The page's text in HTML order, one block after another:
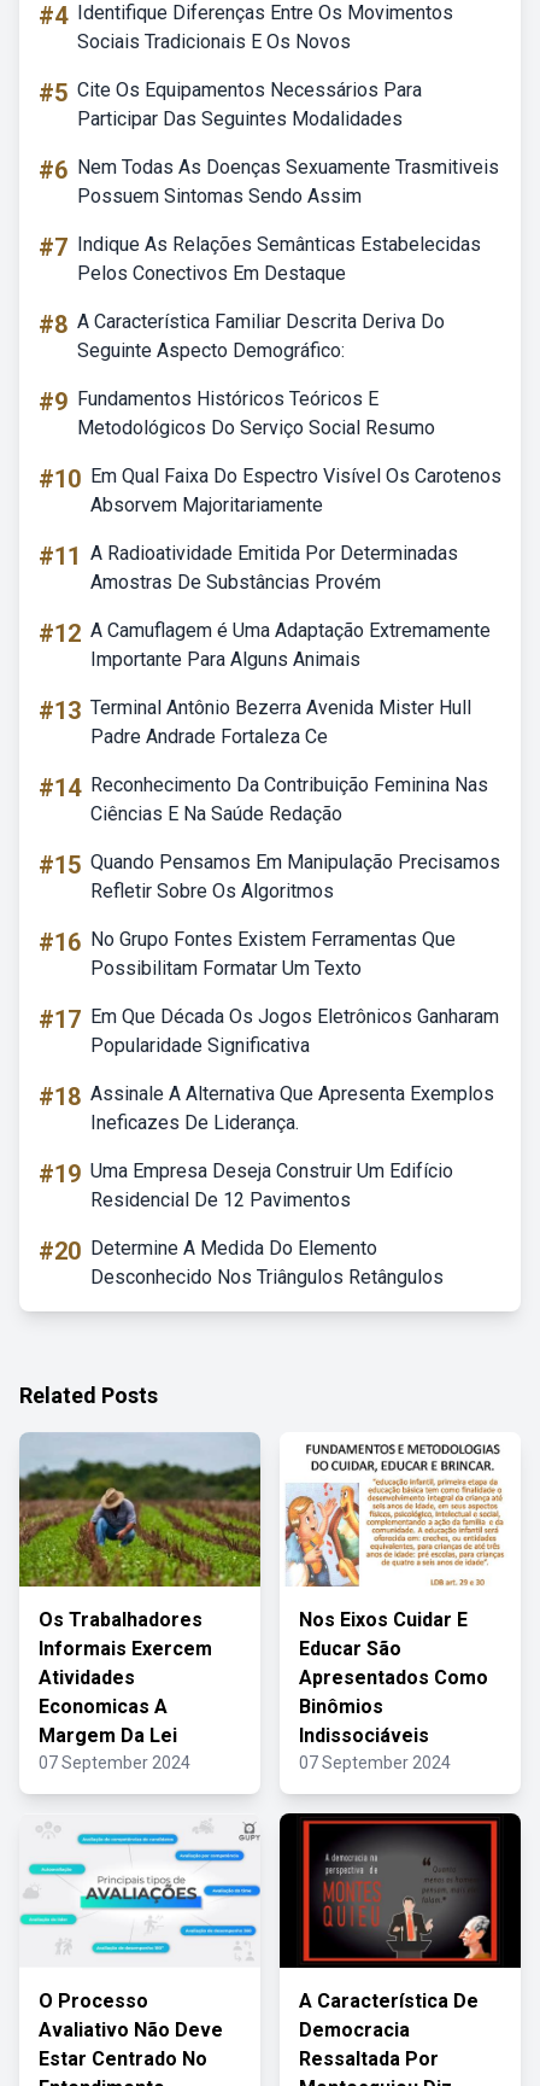
#4 Identifique Diferenças Entre Os Movimentos
Sociais Tradicionais E Os Novos
#5 Cite Os Equipamentos Necessários Para
Participar Das Seguintes Modalidades
#6 Nem Todas As Doenças Sexuamente Trasmitiveis
Possuem Sintomas Sendo Assim
#7 Indique As Relações Semânticas Estabelecidas
Pelos Conectivos Em Destaque
#8 A Característica Familiar Descrita Deriva Do
Seguinte Aspecto Demográfico:
#9 Fundamentos Históricos Teóricos E
Metodológicos Do Serviço Social Resumo
#10 Em Qual Faixa Do Espectro Visível Os Carotenos
Absorvem Majoritariamente
#11 A Radioatividade Emitida Por Determinadas
Amostras De Substâncias Provém
#12 A Camuflagem é Uma Adaptação Extremamente
Importante Para Alguns Animais
#13 Terminal Antônio Bezerra Avenida Mister Hull
Padre Andrade Fortaleza Ce
#14 Reconhecimento Da Contribuição Feminina Nas
Ciências E Na Saúde Redação
#15 Quando Pensamos Em Manipulação Precisamos
Refletir Sobre Os Algoritmos
#16 No Grupo Fontes Existem Ferramentas Que
Possibilitam Formatar Um Texto
#17 Em Que Década Os Jogos Eletrônicos Ganharam
Popularidade Significativa
#18 Assinale A Alternativa Que Apresenta Exemplos
Ineficazes De Liderança.
#19 Uma Empresa Deseja Construir Um Edifício
Residencial De 12 Pavimentos
#20 Determine A Medida Do Elemento
Desconhecido Nos Triângulos Retângulos
Related Posts
Os Trabalhadores
Informais Exercem
Atividades
Economicas A
Margem Da Lei
07 September 2024
Nos Eixos Cuidar E
Educar São
Apresentados Como
Binômios
Indissociáveis
07 September 2024
O Processo
Avaliativo Não Deve
Estar Centrado No
A Característica De
Democracia
Ressaltada Por